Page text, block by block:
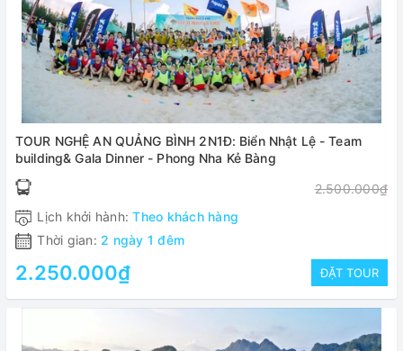
TOUR NGHỆ AN QUẢNG BÌNH 2N1Đ: Biển Nhật Lệ - Team
building& Gala Dinner - Phong Nha Kẻ Bàng
2.500.000₫
Lịch khởi hành:Theo khách hàng
Thời gian: 2 ngày 1 đêm
2.250.000₫ ĐẶT TOUR